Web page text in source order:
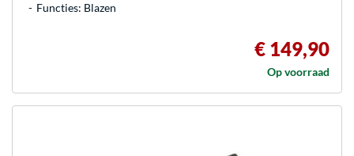
Functies: Blazen
€ 149,90
Op voorraad